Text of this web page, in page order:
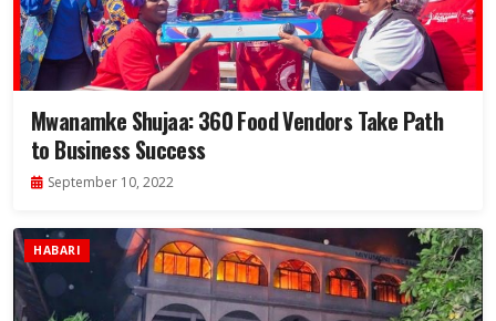
Mwanamke Shujaa: 360 Food Vendors Take Path
to Business Success
September 10, 2022
HABARI